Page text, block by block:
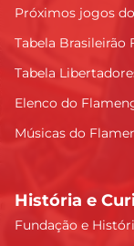
Próximos jogos
Tabela Brasileirão
Tabela
Elenco do
Músicas do
História e
Fundação e